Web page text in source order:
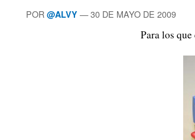
POR @ALVY —30 DE MAYO DE 2009
Para los